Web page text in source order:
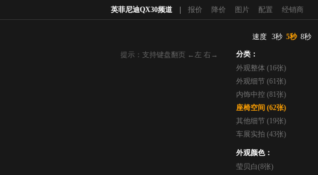
英菲尼迪QX30频道 报价 降价 图片 配置 经销商
提示：支持键盘翻页 ←左 右→
速度 3秒 5秒 8秒
分类：
外观整体 (16张)
外观细节 (61张)
内饰中控 (81张)
座椅空间 (62张)
其他细节 (19张)
车展实拍 (43张)
外观颜色：
莹贝白(8张)